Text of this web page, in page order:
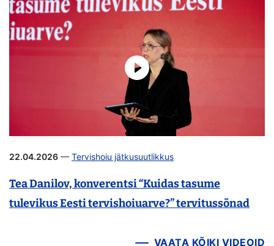
22.04.2026 — Tervishoiu jätkusuutlikkus
Tea Danilov, konverentsi “Kuidas tasume
tulevikus Eesti tervishoiuarve?” tervitussõnad
VAATA KÕIKI VIDEOID